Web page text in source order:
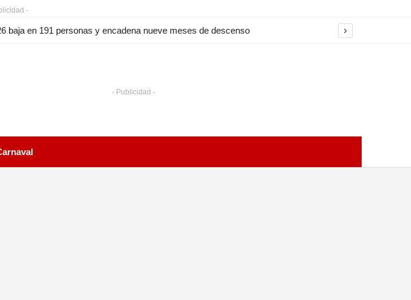
-
baja en 191 personas y encadena nueve meses de descenso ›
- Publicidad -